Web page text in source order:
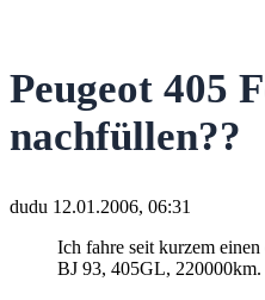
Peugeot 405
nachfüllen??
dudu 12.01.2006, 06:31
Ich fahre seit kurzem einen
BJ 93, 405GL, 220000km.